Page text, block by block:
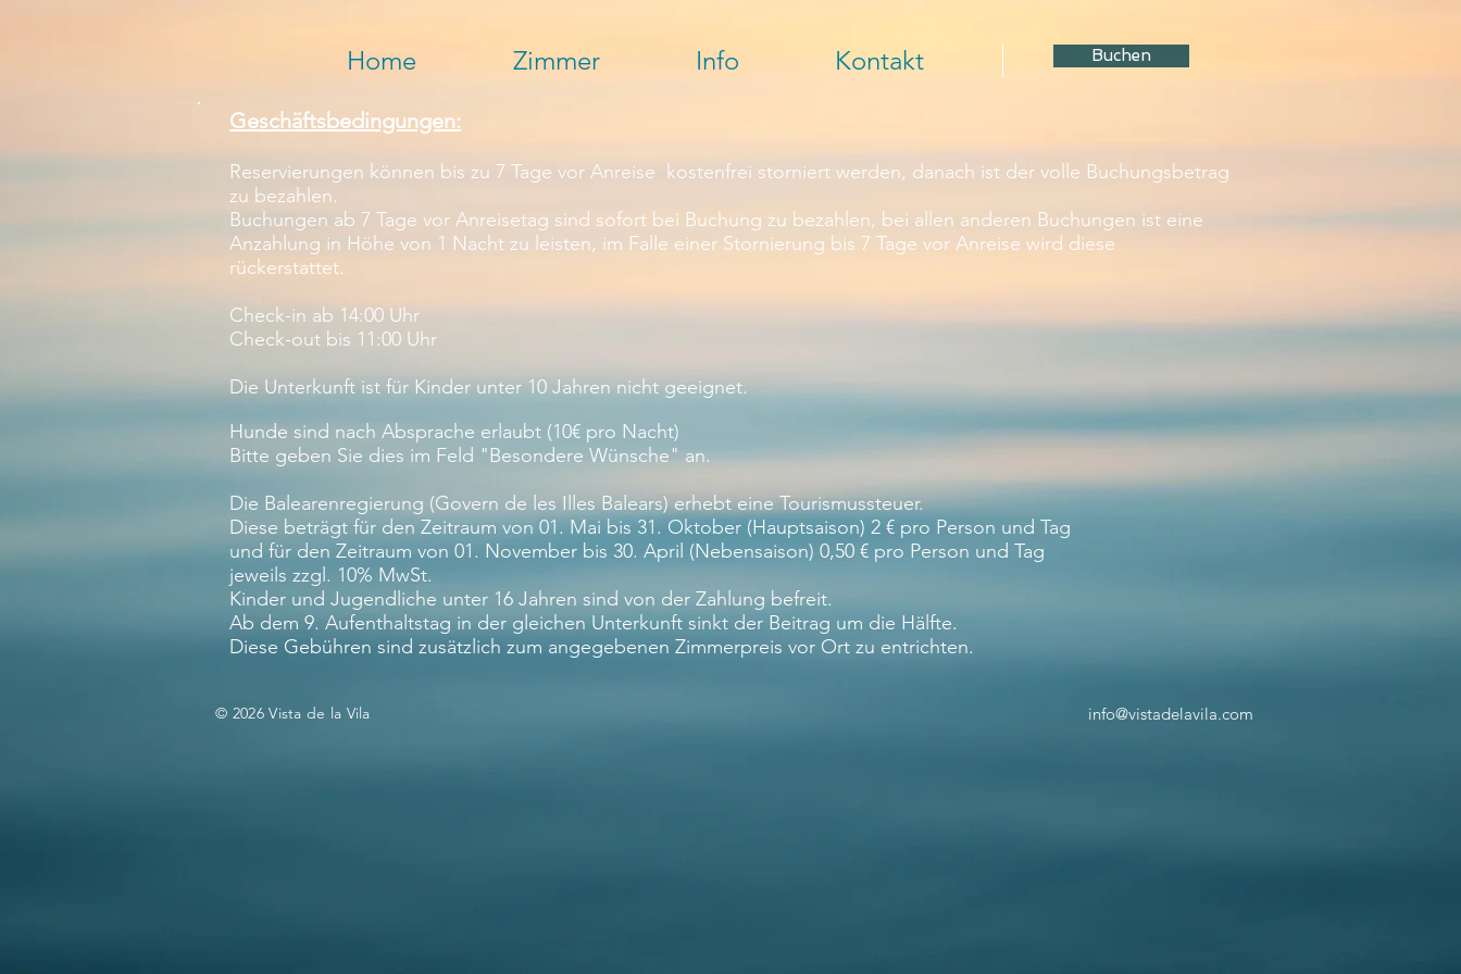
Home Zimmer Info Kontakt Buchen
Geschäftsbedingungen:
Reservierungen können bis zu 7 Tage vor Anreise kostenfrei storniert werden, danach ist der volle Buchungsbetrag
zu bezahlen.
Buchungen ab 7 Tage vor Anreisetag sind sofort bei Buchung zu bezahlen, bei allen anderen Buchungen ist eine
Anzahlung in Höhe von 1 Nacht zu leisten, im Falle einer Stornierung bis 7 Tage vor Anreise wird diese
rückerstattet.
Check-in ab 14:00 Uhr
Check-out bis 11:00 Uhr
Die Unterkunft ist für Kinder unter 10 Jahren nicht geeignet.
Hunde sind nach Absprache erlaubt (10€ pro Nacht)
Bitte geben Sie dies im Feld "Besondere Wünsche" an.
Die Balearenregierung (Govern de les Illes Balears) erhebt eine Tourismussteuer.
Diese beträgt für den Zeitraum von 01. Mai bis 31. Oktober (Hauptsaison) 2 € pro Person und Tag
und für den Zeitraum von 01. November bis 30. April (Nebensaison) 0,50 € pro Person und Tag
jeweils zzgl. 10% MwSt.
Kinder und Jugendliche unter 16 Jahren sind von der Zahlung befreit.
Ab dem 9. Aufenthaltstag in der gleichen Unterkunft sinkt der Beitrag um die Hälfte.
Diese Gebühren sind zusätzlich zum angegebenen Zimmerpreis vor Ort zu entrichten.
© 2026 Vista de la Vila info@vistadelavila.com